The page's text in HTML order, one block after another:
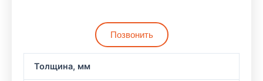
Позвонить
Толщина, мм